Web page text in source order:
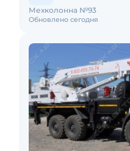
Обновлено сегодня
Мехколонна №93